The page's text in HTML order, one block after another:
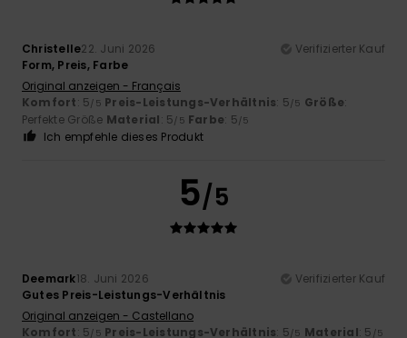
Christelle22. Juni 2026
Verifizierter Kauf
Form, Preis, Farbe
Original anzeigen - Français
Komfort: 5/5 Preis-Leistungs-Verhältnis: 5/5 Größe:
Perfekte Größe Material: 5/5 Farbe: 5/5
Ich empfehle dieses Produkt
5/5
Deemark18. Juni 2026
Verifizierter Kauf
Gutes Preis-Leistungs-Verhältnis
Original anzeigen - Castellano
Komfort: 5/5 Preis-Leistungs-Verhältnis: 5/5 Material: 5 /5